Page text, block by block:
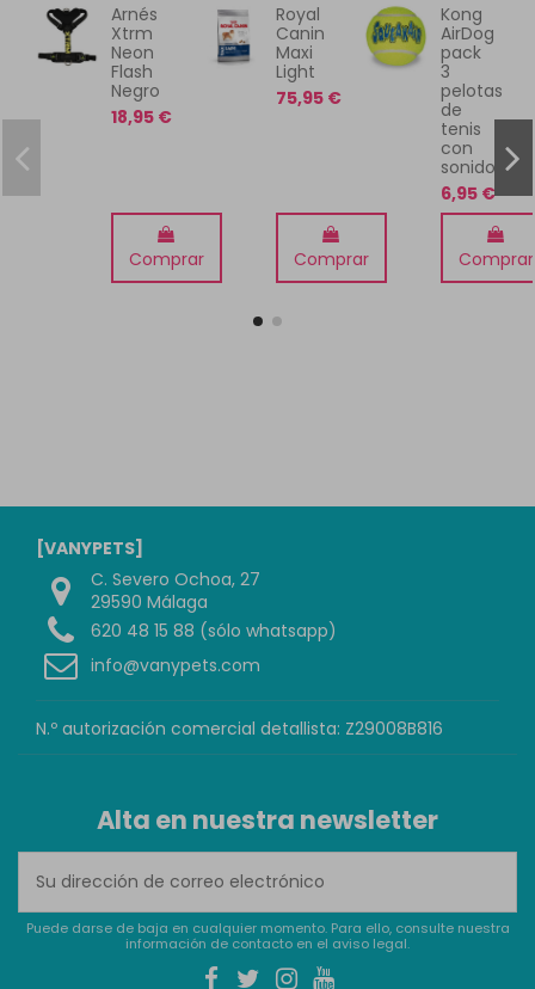
Arnés
Xtrm
Neon
Flash
Negro
18,95 €
Comprar
Royal
Canin
Maxi
Light
75,95 €
Comprar
Kong
AirDog
pack
3
pelotas
de
tenis
con
sonido
6,95 €
Comprar
[VANYPETS]
C. Severo Ochoa, 27
29590 Málaga
620 48 15 88 (sólo whatsapp)
info@vanypets.com
N.º autorización comercial detallista: Z29008B816
Alta en nuestra newsletter
Puede darse de baja en cualquier momento. Para ello, consulte nuestra
información de contacto en el aviso legal.